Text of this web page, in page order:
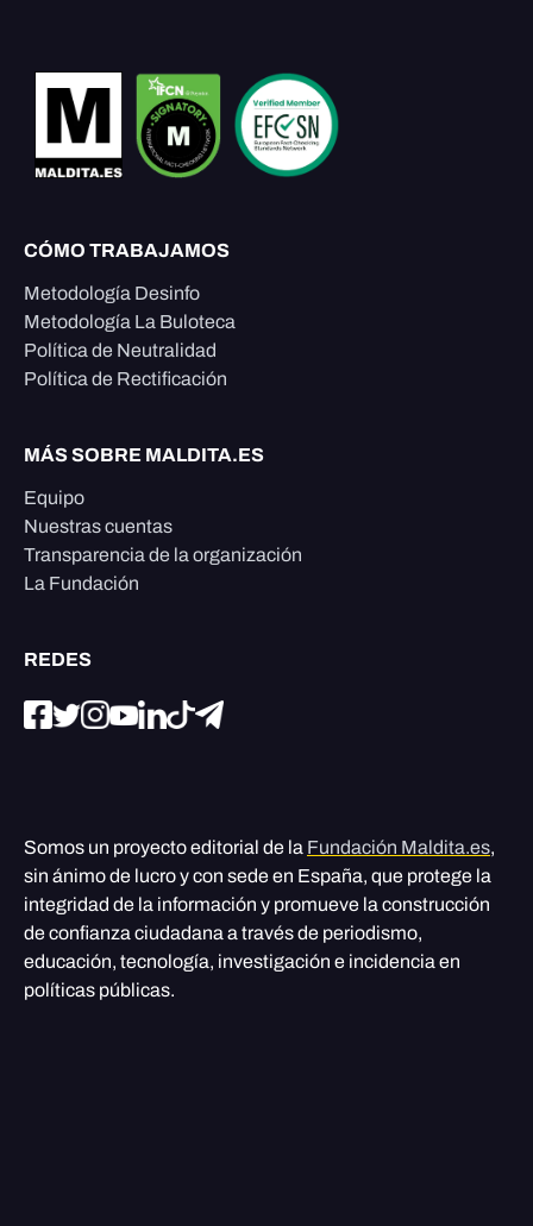
CÓMO TRABAJAMOS
Metodología Desinfo
Metodología La Buloteca
Política de Neutralidad
Política de Rectificación
MÁS SOBRE MALDITA.ES
Equipo
Nuestras cuentas
Transparencia de la organización
La Fundación
REDES
Somos un proyecto editorial de la Fundación Maldita.es,
sin ánimo de lucro y con sede en España, que protege la
integridad de la información y promueve la construcción
de confianza ciudadana a través de periodismo,
educación, tecnología, investigación e incidencia en
políticas públicas.